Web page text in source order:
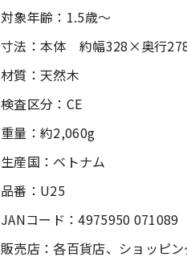
対象年齢：1.5歳〜
寸法：本体 約幅328×奥行
材質：天然木
検査区分：CE
重量：約2,060g
生産国：ベトナム
品番：U25
JANコード：4975950 071089
販売店：各百貨店、ショッピ